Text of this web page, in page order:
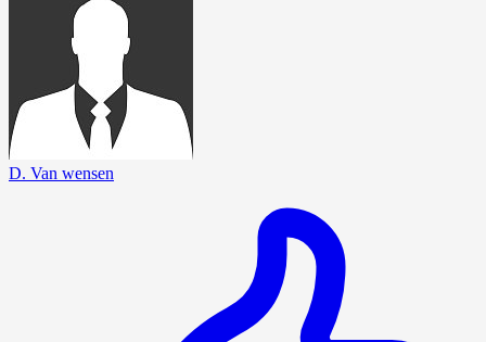
D. Van wensen